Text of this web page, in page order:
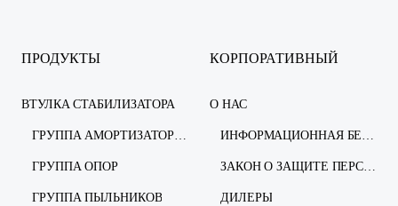
ПРОДУКТЫ
ВТУЛКА СТАБИЛИЗАТОРА
ГРУППА АМОРТИЗАТОРОВ
ГРУППА ОПОР
ГРУППА ПЫЛЬНИКОВ
КОРПОРАТИВНЫЙ
О НАС
ИНФОРМАЦИОННАЯ БЕЗОПАСНОСТЬ
ЗАКОН О ЗАЩИТЕ ПЕРСОНАЛЬНЫХ ДАННЫХ
ДИЛЕРЫ